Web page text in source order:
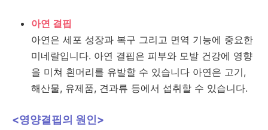
아연 결핍
아연은 세포 성장과 복구 그리고 면역 기능에 중요한
미네랄입니다. 아연 결핍은 피부와 모발 건강에 영향
을 미쳐 흰머리를 유발할 수 있습니다 아연은 고기,
해산물, 유제품, 견과류 등에서 섭취할 수 있습니다.
<영양결핍의 원인>